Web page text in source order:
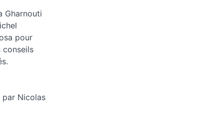
Gharnouti
pour
conseils
par Nicolas